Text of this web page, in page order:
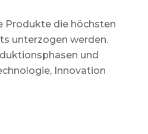
Produkte die höchsten
unterzogen werden.
und
Innovation